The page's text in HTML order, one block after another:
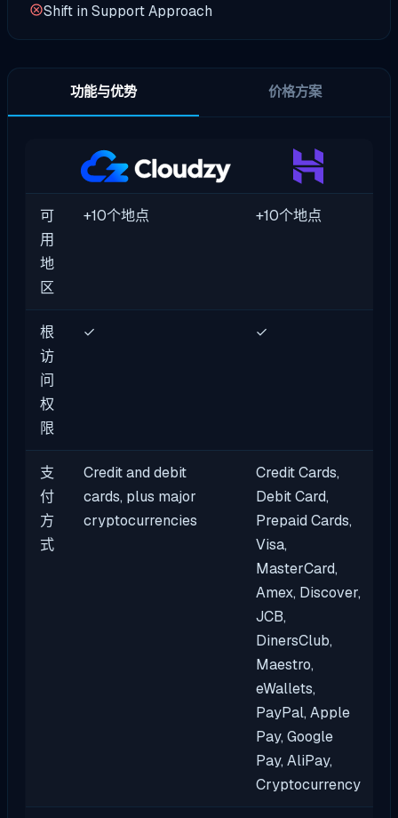
Shift in Support Approach
功能与优势 价格方案
可
用
地
区
+10个地点 +10个地点
根
访
问
权
限
✓ ✓
支
付
方
式
Credit and debit
cards, plus major
cryptocurrencies
Credit Cards,
Debit Card,
Prepaid Cards,
Visa,
MasterCard,
Amex, Discover,
JCB,
DinersClub,
Maestro,
eWallets,
PayPal, Apple
Pay, Google
Pay, AliPay,
Cryptocurrency